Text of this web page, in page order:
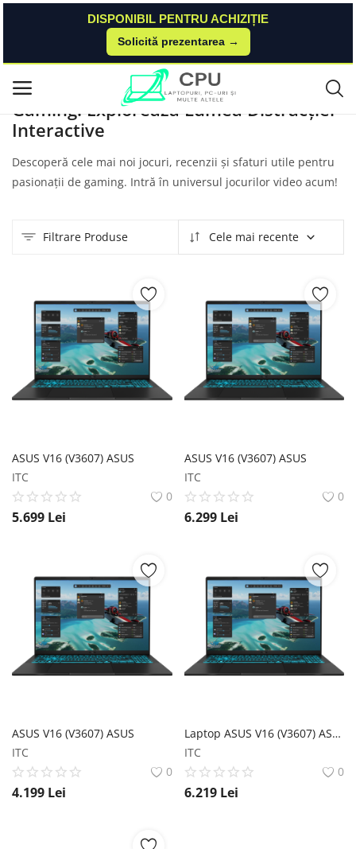
DISPONIBIL PENTRU ACHIZIȚIE
Solicită prezentarea →
Meniu principal
Categorii
Acasă
Autentificare
Înregistrare
Gaming
Gaming: Explorează Lumea Distracției
Interactive
Descoperă cele mai noi jocuri, recenzii și sfaturi utile pentru
pasionații de gaming. Intră în universul jocurilor video acum!
Filtrare Produse Cele mai recente
ASUS V16 (V3607) ASUS
ITC
0
5.699 Lei
ASUS V16 (V3607) ASUS
ITC
0
6.299 Lei
ASUS V16 (V3607) ASUS
ITC
0
4.199 Lei
Laptop ASUS V16 (V3607) ASUS
ITC
0
6.219 Lei